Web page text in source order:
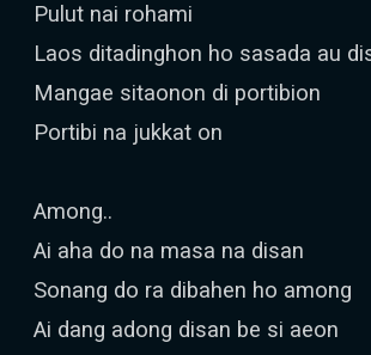
Pulut nai rohami
Laos ditadinghon ho sasada au
Mangae sitaonon di portibion
Portibi na jukkat on
Among..
Ai aha do na masa na disan
Sonang do ra dibahen ho among
Ai dang adong disan be si aeon